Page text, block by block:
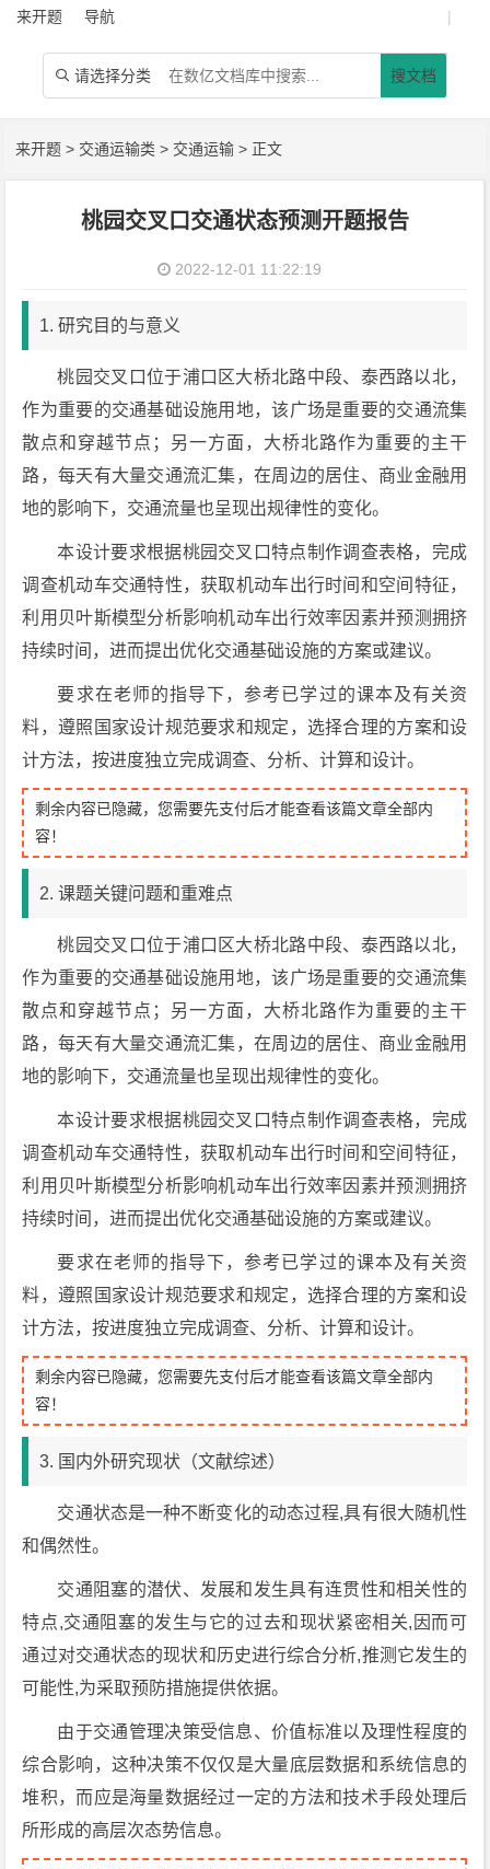
来开题 导航 |
 请选择分类 搜文档
来开题 > 交通运输类 > 交通运输 > 正文
桃园交叉口交通状态预测开题报告
2022-12-01 11:22:19
1. 研究目的与意义
桃园交叉口位于浦口区大桥北路中段、泰西路以北，
作为重要的交通基础设施用地，该广场是重要的交通流集
散点和穿越节点；另一方面，大桥北路作为重要的主干
路，每天有大量交通流汇集，在周边的居住、商业金融用
地的影响下，交通流量也呈现出规律性的变化。
本设计要求根据桃园交叉口特点制作调查表格，完成
调查机动车交通特性，获取机动车出行时间和空间特征，
利用贝叶斯模型分析影响机动车出行效率因素并预测拥挤
持续时间，进而提出优化交通基础设施的方案或建议。
要求在老师的指导下，参考已学过的课本及有关资
料，遵照国家设计规范要求和规定，选择合理的方案和设
计方法，按进度独立完成调查、分析、计算和设计。
剩余内容已隐藏，您需要先支付后才能查看该篇文章全部内
容！
2. 课题关键问题和重难点
桃园交叉口位于浦口区大桥北路中段、泰西路以北，
作为重要的交通基础设施用地，该广场是重要的交通流集
散点和穿越节点；另一方面，大桥北路作为重要的主干
路，每天有大量交通流汇集，在周边的居住、商业金融用
地的影响下，交通流量也呈现出规律性的变化。
本设计要求根据桃园交叉口特点制作调查表格，完成
调查机动车交通特性，获取机动车出行时间和空间特征，
利用贝叶斯模型分析影响机动车出行效率因素并预测拥挤
持续时间，进而提出优化交通基础设施的方案或建议。
要求在老师的指导下，参考已学过的课本及有关资
料，遵照国家设计规范要求和规定，选择合理的方案和设
计方法，按进度独立完成调查、分析、计算和设计。
剩余内容已隐藏，您需要先支付后才能查看该篇文章全部内
容！
3. 国内外研究现状（文献综述）
交通状态是一种不断变化的动态过程,具有很大随机性
和偶然性。
交通阻塞的潜伏、发展和发生具有连贯性和相关性的
特点,交通阻塞的发生与它的过去和现状紧密相关,因而可
通过对交通状态的现状和历史进行综合分析,推测它发生的
可能性,为采取预防措施提供依据。
由于交通管理决策受信息、价值标准以及理性程度的
综合影响，这种决策不仅仅是大量底层数据和系统信息的
堆积，而应是海量数据经过一定的方法和技术手段处理后
所形成的高层次态势信息。